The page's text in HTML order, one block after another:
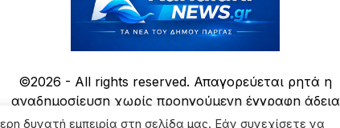
©2026 - All rights reserved. Απαγορεύεται ρητά η
αναδημοσίευση χωρίς προηγούμενη έγγραφη άδεια
της ιδιοκτήτριας εταιρείας
δυνατή εμπειρία στη σελίδα μας. Εάν συνεχίσετε να